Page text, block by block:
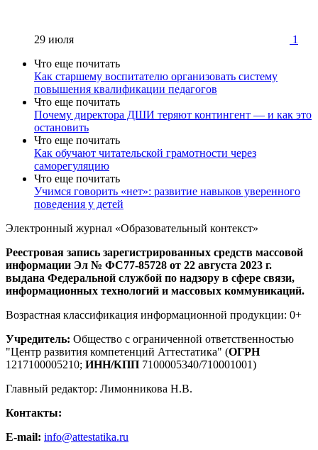
29 июля
1
Что еще почитать
Как старшему воспитателю организовать систему
повышения квалификации педагогов
Что еще почитать
Почему директора ДШИ теряют контингент — и как это
остановить
Что еще почитать
Как обучают читательской грамотности через
саморегуляцию
Что еще почитать
Учимся говорить «нет»: развитие навыков уверенного
поведения у детей
Электронный журнал «Образовательный контекст»
Реестровая запись зарегистрированных средств массовой
информации Эл № ФС77-85728 от 22 августа 2023 г.
выдана Федеральной службой по надзору в сфере связи,
информационных технологий и массовых коммуникаций.
Возрастная классификация информационной продукции: 0+
Учредитель: Общество с ограниченной ответственностью
"Центр развития компетенций Аттестатика" (ОГРН
1217100005210; ИНН/КПП 7100005340/710001001)
Главный редактор: Лимонникова Н.В.
Контакты:
E-mail: info@attestatika.ru